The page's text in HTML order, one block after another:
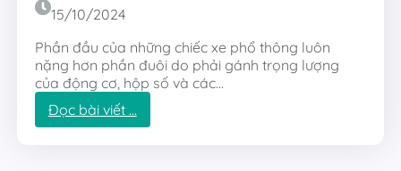
15/10/2024
Phần đầu của những chiếc xe phổ thông luôn
nặng hơn phần đuôi do phải gánh trọng lượng
của động cơ, hộp số và các…
Đọc bài viết …:
L